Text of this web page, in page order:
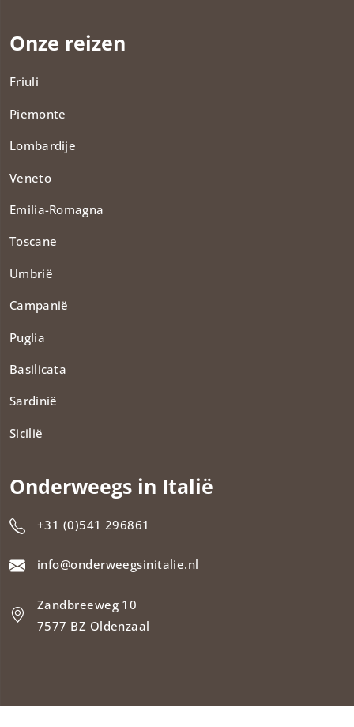
Onze reizen
Friuli
Piemonte
Lombardije
Veneto
Emilia-Romagna
Toscane
Umbrië
Campanië
Puglia
Basilicata
Sardinië
Sicilië
Onderweegs in Italië
+31 (0)541 296861
info@onderweegsinitalie.nl
Zandbreeweg 10
7577 BZ Oldenzaal